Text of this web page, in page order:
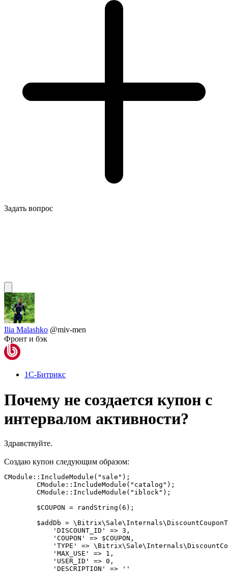
Задать вопрос
Ilia Malashko @miv-men
Фронт и бэк
1С-Битрикс
Почему не создается купон с
интервалом активности?
Здравствуйте.
Создаю купон следующим образом:
CModule::IncludeModule("sale");
        CModule::IncludeModule("catalog");
        CModule::IncludeModule("iblock");
        $COUPON = randString(6);
$addDb =
            'DISCOUNT_ID' => 3,
            'COUPON' => $COUPON,
'TYPE' =>
            'MAX_USE' => 1,
            'USER_ID' => 0,
            'DESCRIPTION' => ''